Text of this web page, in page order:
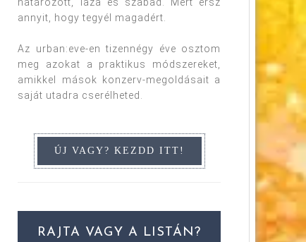
annyit, hogy tegyél magadért.
Az urban:eve-en tizennégy éve osztom
meg azokat a praktikus módszereket,
amikkel mások konzerv-megoldásait a
saját utadra cserélheted.
RAJTA VAGY A LISTÁN?